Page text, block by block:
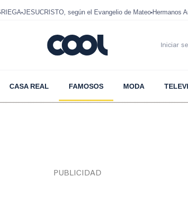
JESUCRISTO, según el Evangelio de Mateo Hermanos
Iniciar
CASA REAL FAMOSOS MODA